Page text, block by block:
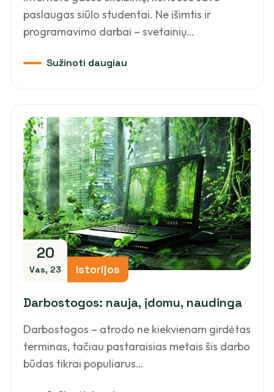
paslaugas siūlo studentai. Ne išimtis ir
programavimo darbai – svetainių…
20
Vas, 23 Istorijos
Darbostogos: nauja, įdomu, naudinga
Darbostogos – atrodo ne kiekvienam girdėtas
terminas, tačiau pastaraisias metais šis darbo
būdas tikrai populiarus…